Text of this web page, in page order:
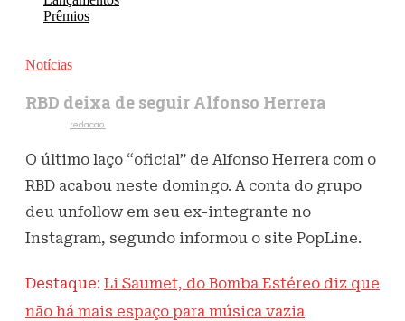
Prêmios
Notícias
RBD deixa de seguir Alfonso Herrera
redacao
O último laço “oficial” de Alfonso Herrera com o
RBD acabou neste domingo. A conta do grupo
deu unfollow em seu ex-integrante no
Instagram, segundo informou o site PopLine.
Destaque: Li Saumet, do Bomba Estéreo diz que
não há mais espaço para música vazia